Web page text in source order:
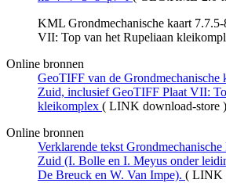
KML Grondmechanische kaart
VII: Top van het Rupeliaan
Online bronnen
GeoTIFF van de Grondmechanische
Zuid, inclusief GeoTIFF Plaat VII:
kleikomplex ( LINK download-store )
Online bronnen
Verklarende tekst
Zuid (I. Bolle en I. Meyus onder
De Breuck en W. Van Impe). ( LINK